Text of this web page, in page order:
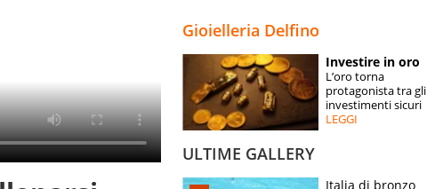
ESPERTI
CONTATTI
Gioielleria Delfino
Investire in oro
L’oro torna
protagonista tra gli
investimenti sicuri
LEGGI
ULTIME GALLERY
Italia di bronzo